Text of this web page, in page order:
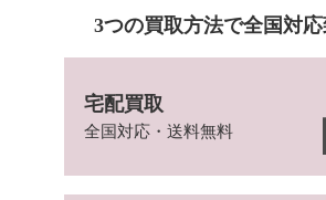
3つの買取方法で全国対
宅配買取
全国対応・送料無料